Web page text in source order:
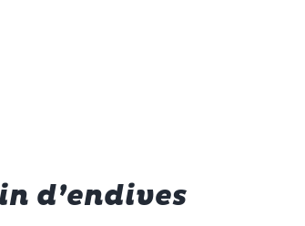
d’endives